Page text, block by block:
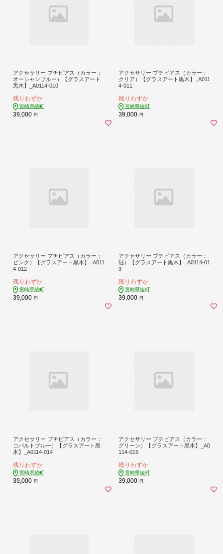
アクセサリー プチピアス（カラー：
オーシャンブルー）【グラスアート
黒木】_A0114-010
残りわずか
宮崎県綾町
39,000 円
アクセサリー プチピアス（カラー：
クリア）【グラスアート黒木】_A011
4-011
残りわずか
宮崎県綾町
39,000 円
アクセサリー プチピアス（カラー：
ピンク）【グラスアート黒木】_A011
4-012
残りわずか
宮崎県綾町
39,000 円
アクセサリー プチピアス（カラー：
砡）【グラスアート黒木】_A0114-01
3
残りわずか
宮崎県綾町
39,000 円
アクセサリー プチピアス（カラー：
コバルトブルー）【グラスアート黒
木】_A0114-014
残りわずか
宮崎県綾町
39,000 円
アクセサリー プチピアス（カラー：
グリーン）【グラスアート黒木】_A0
114-015
残りわずか
宮崎県綾町
39,000 円